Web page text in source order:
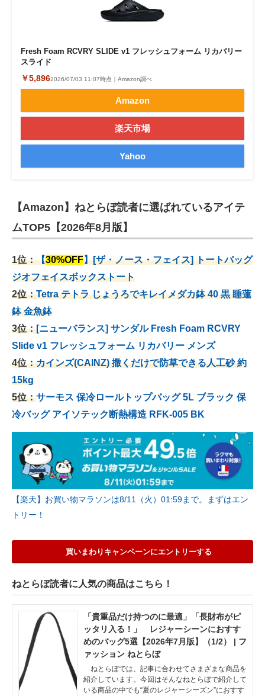
Fresh Foam RCVRY SLIDE v1 フレッシュフォーム リカバリー
スライド
￥5,8962026/07/03 11:07時点｜Amazon調べ
Amazon
楽天市場
Yahoo
【Amazon】ねとらぼ読者に選ばれているアイテ
ムTOP5【2026年8月版】
1位：【30%OFF】[ザ・ノース・フェイス] トートバッグ
ジオフェイスボックストート
2位：Tetra テトラ じょうろでキレイメダカ鉢 40 黒 睡蓮
鉢 金魚鉢
3位：[ニューバランス] サンダル Fresh Foam RCVRY
Slide v1 フレッシュフォーム リカバリー メンズ
4位：カインズ(CAINZ) 撒くだけで防草できる人工砂 約
15kg
5位：サーモス 保冷ロールトップバッグ 5L ブラック 保
冷バッグ アイソテック断熱構造 RFK-005 BK
【楽天】お買い物マラソンは8/11（火）01:59まで。まずはエン
トリー！
買いまわりキャンペーンにエントリーする
ねとらぼ読者に人気の商品はこちら！
「貴重品だけ持つのに最適」「長財布がピ
ッタリ入る！」 レジャーシーンにおすす
めのバッグ5選【2026年7月版】（1/2） | フ
ァッション ねとらぼ
ねとらぼでは、記事に合わせてさまざまな商品を
紹介しています。今回はそんなねとらぼで紹介して
いる商品の中でも“夏のレジャーシーズン”におすす